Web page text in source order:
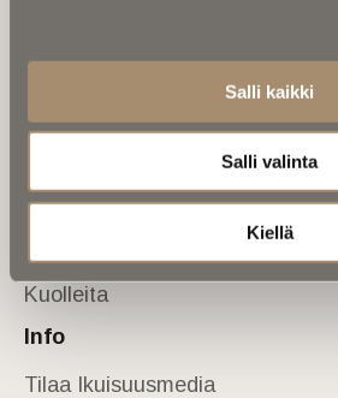
Salli kaikki
Salli valinta
Kiellä
Muistokirjoituksia
Kuolema koskettaa
Asiantuntijoilta
Kuolleita
Info
Tilaa Ikuisuusmedia